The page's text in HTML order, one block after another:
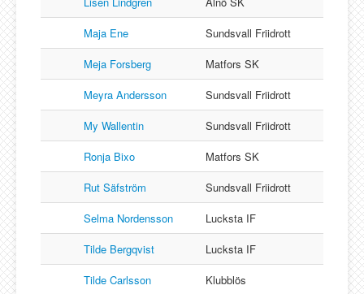
Maja Ene
Sundsvall Friidrott
Meja Forsberg
Matfors SK
Meyra Andersson
Sundsvall Friidrott
My Wallentin
Sundsvall Friidrott
Ronja Bixo
Matfors SK
Rut Säfström
Sundsvall Friidrott
Selma Nordensson
Lucksta IF
Tilde Bergqvist
Lucksta IF
Tilde Carlsson
Klubblös